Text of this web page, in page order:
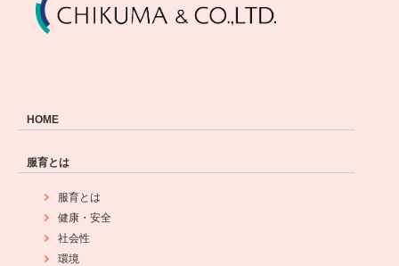
HOME
服育とは
服育とは
健康・安全
社会性
環境